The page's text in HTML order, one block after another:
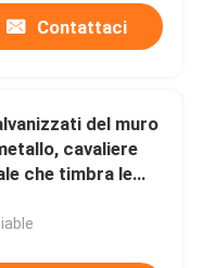
Contattaci
del muro
cavaliere
che timbra le